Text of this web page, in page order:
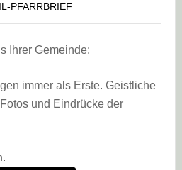
PFARRBRIEF
Ihrer Gemeinde:
immer als Erste. Geistliche
und Eindrücke der